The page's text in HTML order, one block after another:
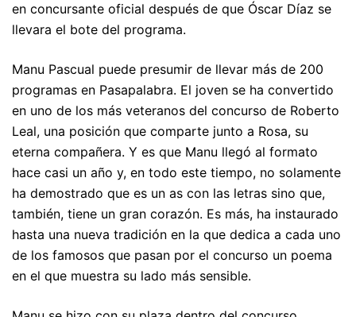
en concursante oficial después de que Óscar Díaz se
llevara el bote del programa.
Manu Pascual puede presumir de llevar más de 200
programas en Pasapalabra. El joven se ha convertido
en uno de los más veteranos del concurso de Roberto
Leal, una posición que comparte junto a Rosa, su
eterna compañera. Y es que Manu llegó al formato
hace casi un año y, en todo este tiempo, no solamente
ha demostrado que es un as con las letras sino que,
también, tiene un gran corazón. Es más, ha instaurado
hasta una nueva tradición en la que dedica a cada uno
de los famosos que pasan por el concurso un poema
en el que muestra su lado más sensible.